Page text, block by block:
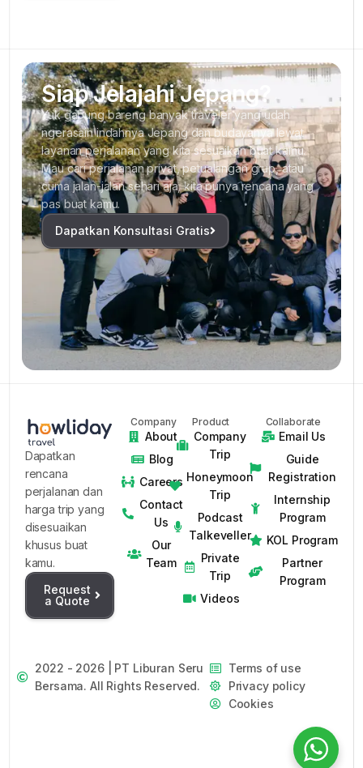
Siap Jelajahi Jepang?
Yuk gabung bareng banyak traveler yang udah
ngerasain indahnya Jepang dan budayanya lewat
layanan perjalanan yang kita sesuaikan buat kamu.
Mau cari perjalanan privat, petualangan grup, atau
cuma jalan-jalan sehari aja, kita punya rencana yang
pas buat kamu.
Dapatkan Konsultasi Gratis
Dapatkan
rencana
perjalanan dan
harga trip yang
disesuaikan
khusus buat
kamu.
Request
a Quote
Company
About
Blog
Careers
Contact
Us
Our
Team
Product
Company
Trip
Honeymoon
Trip
Podcast
Talkeveller
Private
Trip
Videos
Collaborate
Email Us
Guide
Registration
Internship
Program
KOL Program
Partner
Program
2022 - 2026 | PT Liburan Seru
Bersama. All Rights Reserved.
Terms of use
Privacy policy
Cookies